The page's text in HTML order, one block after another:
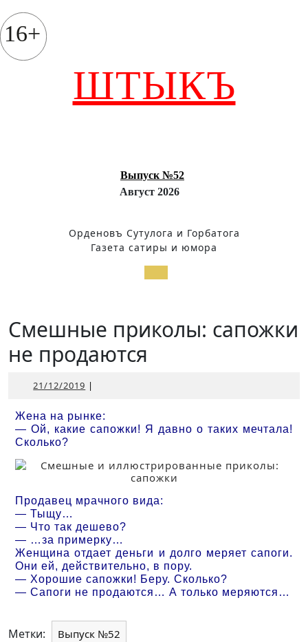
к
содержимому
16+
ШТЫКЪ
Выпуск №52
Август 2026
Орденовъ Сутулога и Горбатога
Газета сатиры и юмора
Открыть
Смешные приколы: сапожки
не продаются
21/12/2019 21/12/2019
|
Жена на рынке:
— Ой, какие сапожки! Я давно о таких мечтала!
Сколько?
Продавец мрачного вида:
— Тыщу…
— Что так дешево?
— …за примерку…
Женщина отдает деньги и долго меряет сапоги.
Они ей, действительно, в пору.
— Хорошие сапожки! Беру. Сколько?
— Сапоги не продаются… А только меряются…
Метки: Выпуск №52